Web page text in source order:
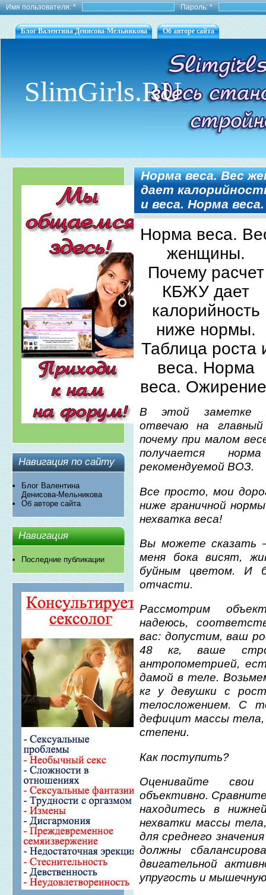
Имя пользователя:* Пароль:*
Блог Валентина Денисова-Мельникова Об авторе сайта
SlimGirls.RU
Навигация по сайту
Блог Валентина
Денисова-Мельникова
Об авторе сайта
Навигация
Последние публикации
Норма веса. Вес
дает
и веса. Норма
Норма веса.
женщины.
Почему расчет
КБЖУ дает
калорийность
ниже нормы.
Таблица роста
веса. Норма
веса.
В этой заметке
отвечаю на
почему при малом
получается
рекомендуемой ВОЗ.
Все просто, мои
ниже граничной
нехватка веса!
Вы можете сказать
меня бока висят,
буйным цветом. И
отчасти.
Рассмотрим
надеюсь,
вас: допустим, ваш
48 кг, ваше
антропометрией,
дамой в теле.
кг у девушки с
телосложением. С
дефицит массы тела,
степени.
Как поступить?
Оценивайте свои
объективно.
находитесь в
нехватки массы
для среднего
должны
двигательной
упругость и